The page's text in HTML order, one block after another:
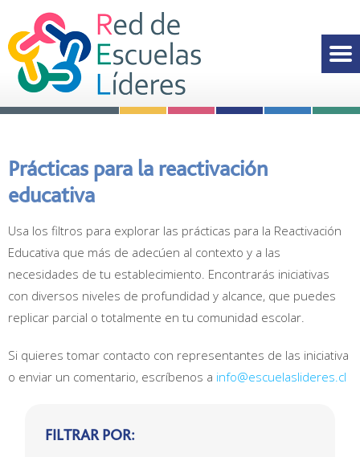
Prácticas para la reactivación
educativa
Usa los filtros para explorar las prácticas para la Reactivación
Educativa que más de adecúen al contexto y a las
necesidades de tu establecimiento. Encontrarás iniciativas
con diversos niveles de profundidad y alcance, que puedes
replicar parcial o totalmente en tu comunidad escolar.
Si quieres tomar contacto con representantes de las iniciativa
o enviar un comentario, escríbenos a info@escuelaslideres.cl
FILTRAR POR: